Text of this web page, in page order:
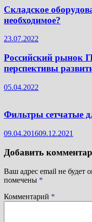
Складское
необходимое?
23.07.2022
Российский рынок
перспективы
05.04.2022
Фильтры сетчатые
09.04.201609.12.2021
Добавить
Ваш адрес email не будет
помечены *
Комментарий *